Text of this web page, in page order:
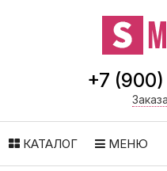
+7
КАТАЛОГ МЕНЮ